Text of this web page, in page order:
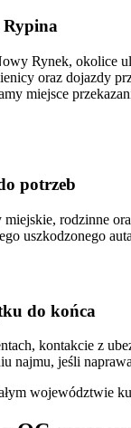
Rypina
Rynek, okolice
oraz dojazdy
miejsce
potrzeb
rodzinne
uszkodzonego
do końca
kontakcie z
najmu, jeśli
województwie